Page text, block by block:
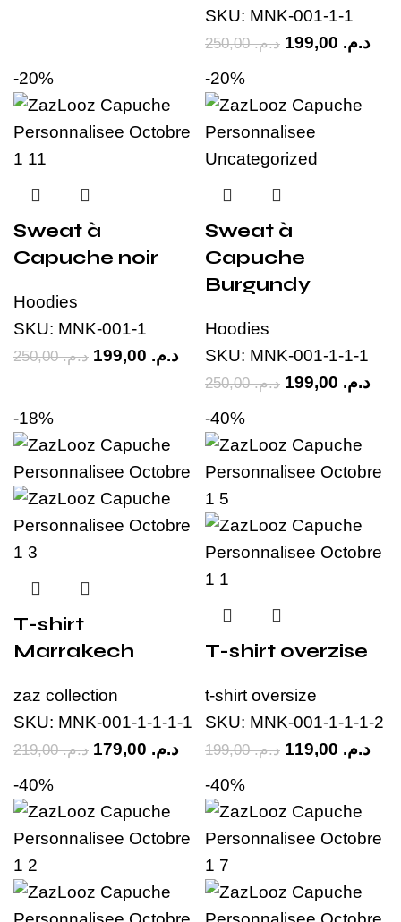
SKU: MNK-001-1-1
د.م.250,00 د.م.
-20%
Sweat à
Capuche noir
Hoodies
SKU: MNK-001-1
د.م.250,00 د.م.
-20%
Sweat à
Capuche
Burgundy
Hoodies
SKU: MNK-001-1-1-1
د.م.250,00 د.م.
-18%
T-shirt
Marrakech
zaz collection
SKU: MNK-001-1-1-1-1
د.م.219,00 د.م.
-40%
T-shirt overzise
t-shirt oversize
SKU: MNK-001-1-1-1-2
د.م.199,00 د.م.
-40%
-40%